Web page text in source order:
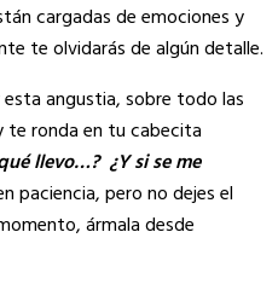
cargadas de emociones y
te olvidarás de algún detalle.
angustia, sobre todo las
te ronda en tu cabecita
llevo…? ¿Y si se me
paciencia, pero no dejes el
ármala desde